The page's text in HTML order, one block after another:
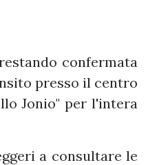
confermata
presso il centro
Jonio" per l'intera
a consultare le